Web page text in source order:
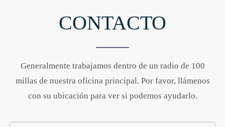
CONTACTO
Generalmente trabajamos dentro de un radio de 100
millas de nuestra oficina principal. Por favor, llámenos
con su ubicación para ver si podemos ayudarlo.